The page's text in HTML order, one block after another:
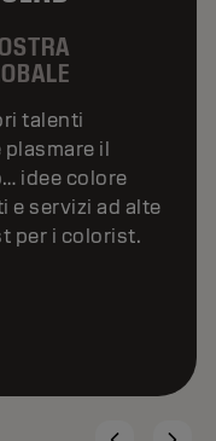
talenti
il
idee colore
e servizi ad alte
per i colorist.